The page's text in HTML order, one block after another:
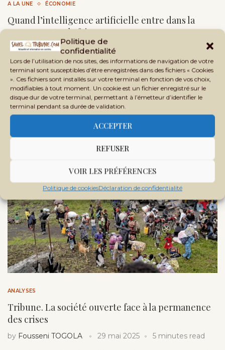
Politique de
confidentialité
Lors de l’utilisation de nos sites, des informations de navigation de votre
terminal sont susceptibles d’être enregistrées dans des fichiers « Cookies
». Ces fichiers sont installés sur votre terminal en fonction de vos choix,
modifiables à tout moment. Un cookie est un fichier enregistré sur le
disque dur de votre terminal, permettant à l’émetteur d’identifier le
terminal pendant sa durée de validation.
ACCEPTER
REFUSER
VOIR LES PRÉFÉRENCES
Politique de cookiesDéclaration de confidentialité
A LA UNE ÉCONOMIE
Quand l’intelligence artificielle entre dans la
guerre contre la faim
byFousseni TOGOLA 29 mai 2025
Découvrez comment l’intelligence artificielle et lutte
contre les famines transforme la gestion des crises
alimentaires.
ANALYSES
Tribune. La société ouverte face à la permanence
des crises
by Fousseni TOGOLA 29 mai 2025 5 minutes read